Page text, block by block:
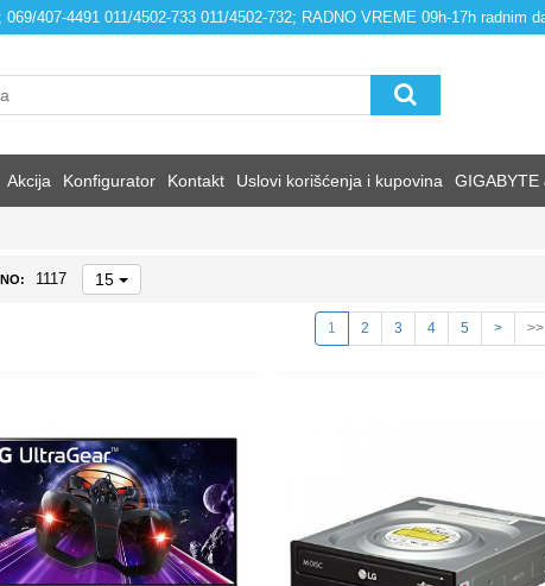
407-4491 011/4502-733 011/4502-732; RADNO VREME 09h-17h radnim
Akcija Konfigurator Kontakt Uslovi korišćenja i kupovina GIGABYTE
1117 15
1 2 3 4 5 > >>